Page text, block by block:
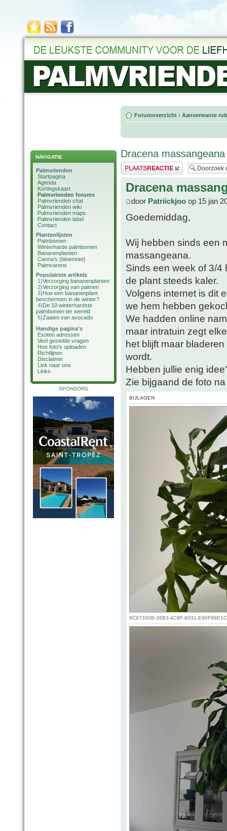
NAVIGATIE
Palmvrienden
Startpagina
Agenda
Kortingskaart
Palmvrienden forums
Palmvrienden chat
Palmvrienden wiki
Palmvrienden maps
Palmvrienden label
Contact
Plantenlijsten
Palmbomen
Winterharde palmbomen
Bananenplanten
Canna's (bloemriet)
Palmvarens
Populairste artikels
1)Verzorging bananenplanten
2)Verzorging van palmen
3)Hoe een bananenplant
beschermen in de winter?
4)De 10 winterhardste
palmbomen ter wereld
5)Zaaien van avocado
Handige pagina's
Exoten adressen
Veel gestelde vragen
Hoe foto's uploaden
Richtlijnen
Disclaimer
Link naar ons
Links
SPONSORS
Forumoverzicht ‹ Aanverwante
Dracena massangeana
Plaats een reactie
Dracena
door Patriickjoo op 15 jan
Goedemiddag,
Wij hebben sinds een
massangeana.
Sinds een week of 3/4
de plant steeds kaler.
Volgens internet is dit
we hem hebben
We hadden online
maar intratuin zegt
het blijft maar
wordt.
Hebben jullie enig
Zie bijgaand de foto
BIJLAGEN
8C87330B-36B3-4C8F-8031-